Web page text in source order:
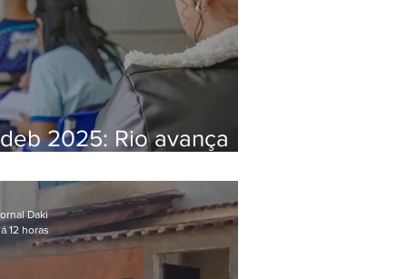
2025: Rio avança
da média nacional
Daki
12 horas